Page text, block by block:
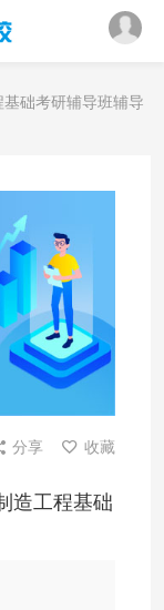
础考研辅导班辅导
分享 收藏
造工程基础